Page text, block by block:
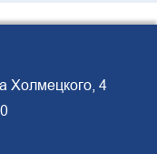
Холмецкого, 4